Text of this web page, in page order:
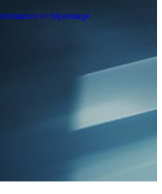
et dépannage